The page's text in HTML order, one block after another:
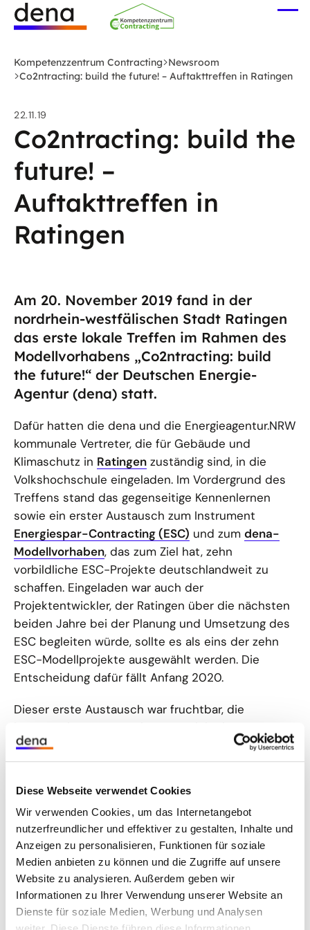
Diese Webseite verwendet Cookies
Wir verwenden Cookies, um das Internetangebot
nutzerfreundlicher und effektiver zu gestalten, Inhalte und
Anzeigen zu personalisieren, Funktionen für soziale
Medien anbieten zu können und die Zugriffe auf unsere
Website zu analysieren. Außerdem geben wir
Informationen zu Ihrer Verwendung unserer Website an
Dienste für soziale Medien, Werbung und Analysen
Zum
Hauptinhalt
Deutsche
Energie-
(dena)
-
zur
Startseite
Kompetenzzentrum Contracting Newsroom
Co2ntracting: build the future! – Auftakttreffen in Ratingen
22.11.19
Co2ntracting: build the
future! –
Auftakttreffen in
Ratingen
Am 20. November 2019 fand in der
nordrhein-westfälischen Stadt Ratingen
das erste lokale Treffen im Rahmen des
Modellvorhabens „Co2ntracting: build
the future!“ der Deutschen Energie-
Agentur (dena) statt.
Dafür hatten die dena und die Energieagentur.NRW
kommunale Vertreter, die für Gebäude und
Klimaschutz in Ratingen zuständig sind, in die
Volkshochschule eingeladen. Im Vordergrund des
Treffens stand das gegenseitige Kennenlernen
sowie ein erster Austausch zum Instrument
Energiespar-Contracting (ESC) und zum dena-
Modellvorhaben, das zum Ziel hat, zehn
vorbildliche ESC-Projekte deutschlandweit zu
schaffen. Eingeladen war auch der
Projektentwickler, der Ratingen über die nächsten
beiden Jahre bei der Planung und Umsetzung des
ESC begleiten würde, sollte es als eins der zehn
ESC-Modellprojekte ausgewählt werden. Die
Entscheidung dafür fällt Anfang 2020.
Dieser erste Austausch war fruchtbar, die
Überblick verschaffen, welche
Effizienzmaßnahmen in ihren Gebäuden sinnvoll
in ein ESC-Verfahren integriert werden könnten.